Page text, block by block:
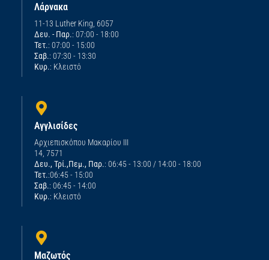
Λάρνακα
11-13 Luther King, 6057
Δευ. - Παρ.: 07:00 - 18:00
Τετ.: 07:00 - 15:00
Σαβ.: 07:30 - 13:30
Κυρ.: Κλειστό
Αγγλισίδες
Αρχιεπισκόπου Μακαρίου ΙΙΙ
14, 7571
Δευ., Τρί.,Πεμ., Παρ.: 06:45 - 13:00 / 14:00 - 18:00
Τετ.:06:45 - 15:00
Σαβ.: 06:45 - 14:00
Κυρ.: Κλειστό
Μαζωτός